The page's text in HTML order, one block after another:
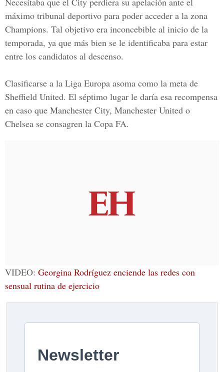
máximo tribunal deportivo para poder acceder a la zona
Champions. Tal objetivo era inconcebible al inicio de la
temporada, ya que más bien se le identificaba para estar
entre los candidatos al descenso.
Clasificarse a la Liga Europa asoma como la meta de
Sheffield United. El séptimo lugar le daría esa recompensa
en caso que Manchester City, Manchester United o
Chelsea se consagren la Copa FA.
VIDEO: Georgina Rodríguez enciende las redes con
sensual rutina de ejercicio